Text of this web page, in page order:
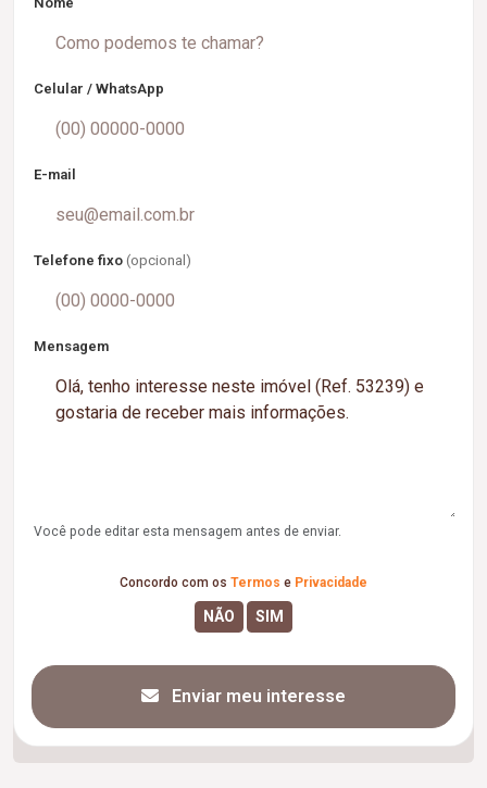
Celular / WhatsApp
E-mail
Telefone fixo (opcional)
Mensagem
Você pode editar esta mensagem antes de enviar.
Concordo com os Termos e Privacidade
Enviar meu interesse